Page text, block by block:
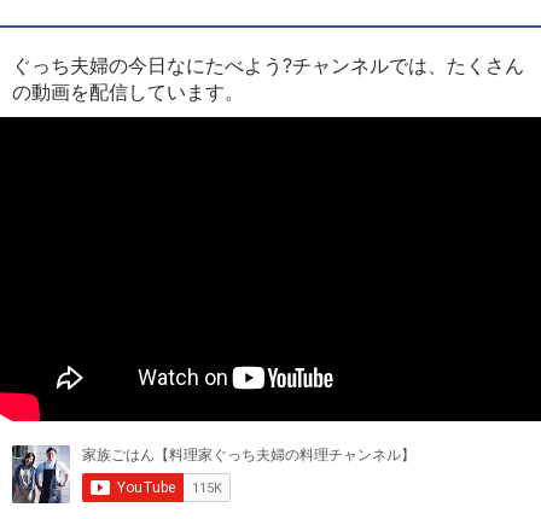
ぐっち夫婦の今日なにたべよう?チャンネルでは、たくさん
の動画を配信しています。